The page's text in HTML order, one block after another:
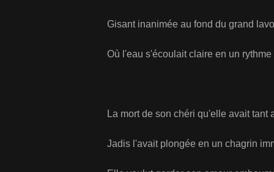
Gisant inanimée au fond du grand
Où l'eau s'écoulait claire en un rythme
La mort de son chéri qu'elle avait tant
Jadis l'avait plongée en un chagrin